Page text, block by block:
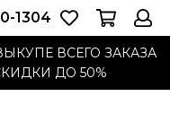
ВСЕГО ЗАКАЗА
ДО 50%
1304